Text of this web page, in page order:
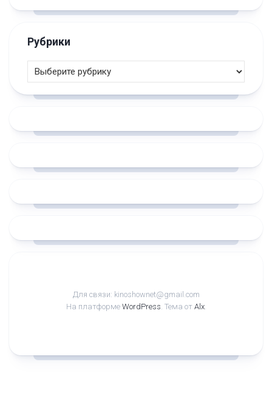
Рубрики
Для связи: kinoshownet@gmail.com
На платформе WordPress. Тема от Alx.